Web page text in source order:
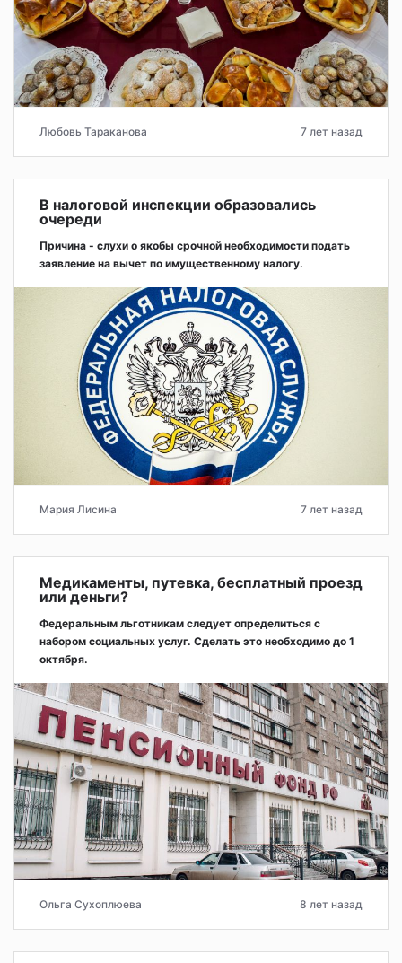
Любовь Тараканова 7 лет назад
В налоговой инспекции образовались
очереди
Причина - слухи о якобы срочной необходимости подать
заявление на вычет по имущественному налогу.
Мария Лисина 7 лет назад
Медикаменты, путевка, бесплатный проезд
или деньги?
Федеральным льготникам следует определиться с
набором социальных услуг. Сделать это необходимо до 1
октября.
Ольга Сухоплюева 8 лет назад